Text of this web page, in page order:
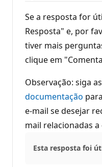
Se a resposta for
Resposta" e, por
tiver mais
clique em
Observação: siga
documentação
e-mail se desejar
mail relacionadas
Esta resposta foi